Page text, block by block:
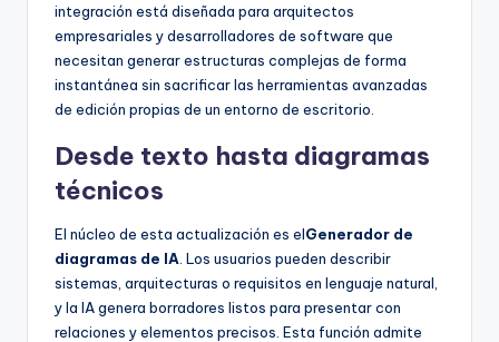
integración está diseñada para arquitectos
empresariales y desarrolladores de software que
necesitan generar estructuras complejas de forma
instantánea sin sacrificar las herramientas avanzadas
de edición propias de un entorno de escritorio.
Desde texto hasta diagramas
técnicos
El núcleo de esta actualización es elGenerador de
diagramas de IA . Los usuarios pueden describir
sistemas, arquitecturas o requisitos en lenguaje natural,
y la IA genera borradores listos para presentar con
relaciones y elementos precisos. Esta función admite